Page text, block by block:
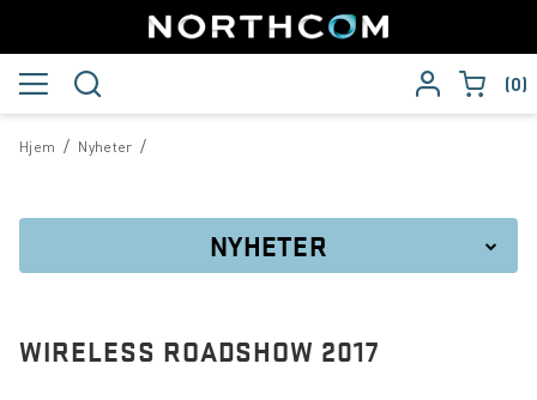
0
/
Hjem /
Nyheter
NYHETER
WIRELESS ROADSHOW 2017